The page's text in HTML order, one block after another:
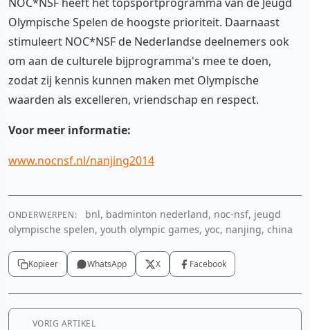
Olympische Spelen de hoogste prioriteit. Daarnaast
stimuleert NOC*NSF de Nederlandse deelnemers ook
om aan de culturele bijprogramma's mee te doen,
zodat zij kennis kunnen maken met Olympische
waarden als excelleren, vriendschap en respect.
Voor meer informatie:
www.nocnsf.nl/nanjing2014
ONDERWERPEN:
bnl, badminton nederland, noc-nsf, jeugd
olympische spelen, youth olympic games, yoc, nanjing, china
Kopieer WhatsApp X Facebook
VORIG ARTIKEL